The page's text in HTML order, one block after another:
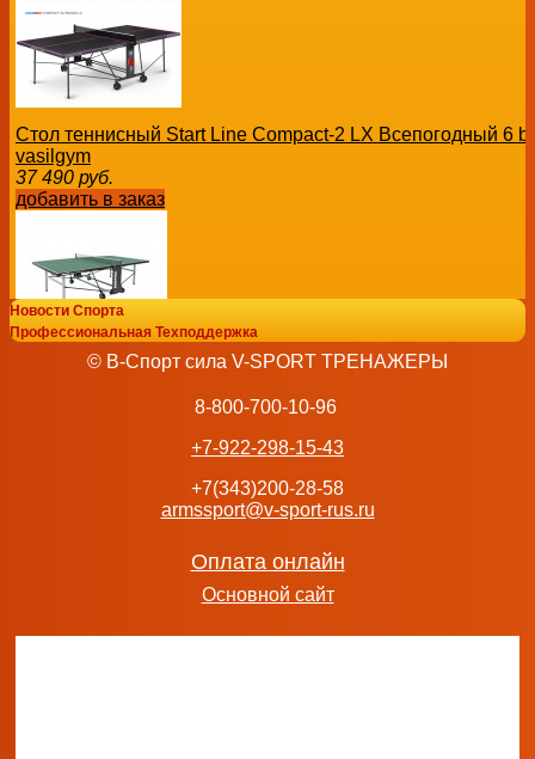
Стол теннисный Start Line Compact-2 LX Всепогодный 6
vasilgym
37 490 руб.
добавить в заказ
Теннисный стол DONIC OUTDOOR ROLLER 1000 GREEN
руб.
Новости Спорта
Профессиональная Техподдержка
© В-Спорт сила V-SPORT ТРЕНАЖЕРЫ
8-800-700-10-96
+7-922-298-15-43
+7(343)200-28-58
armssport@v-sport-rus.ru
Оплата онлайн
Основной сайт